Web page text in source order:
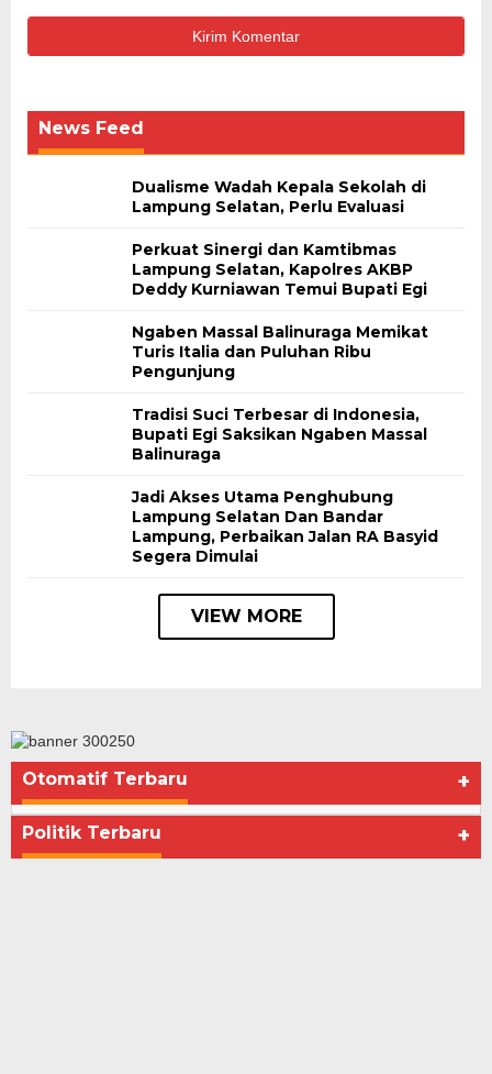
News Feed
Dualisme Wadah Kepala Sekolah di
Lampung Selatan, Perlu Evaluasi
Perkuat Sinergi dan Kamtibmas
Lampung Selatan, Kapolres AKBP
Deddy Kurniawan Temui Bupati Egi
Ngaben Massal Balinuraga Memikat
Turis Italia dan Puluhan Ribu
Pengunjung
Tradisi Suci Terbesar di Indonesia,
Bupati Egi Saksikan Ngaben Massal
Balinuraga
Jadi Akses Utama Penghubung
Lampung Selatan Dan Bandar
Lampung, Perbaikan Jalan RA Basyid
Segera Dimulai
VIEW MORE
Otomatif Terbaru +
Politik Terbaru +
Seberapa Bahayanya Doping?
Di Advertorial, Kesehatan, Politik